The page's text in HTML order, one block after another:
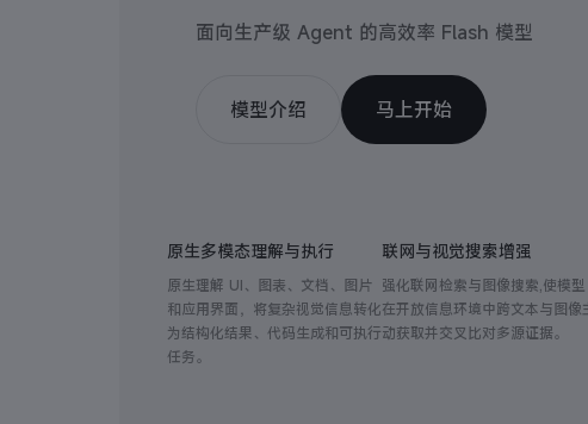
面向生产级 Agent 的高效率 Flash 模型
模型介绍 马上开始
原生多模态理解与执行
原生理解 UI、图表、文档、图片
和应用界面，将复杂视觉信息转化
为结构化结果、代码生成和可执行
任务。
联网与视觉搜索增强
强化联网检索与图像搜索,使模型
在开放信息环境中跨文本与图像
动获取并交叉比对多源证据。